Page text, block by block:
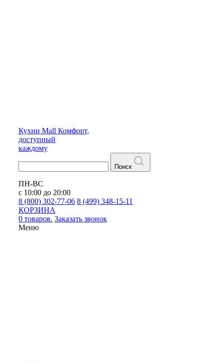
Кухни Mall Комфорт,
доступный
каждому
Поиск
ПН-ВС
с 10:00 до 20:00
8 (800) 302-77-06 8 (499) 348-15-11
КОРЗИНА
0 товаров. Заказать звонок
Меню